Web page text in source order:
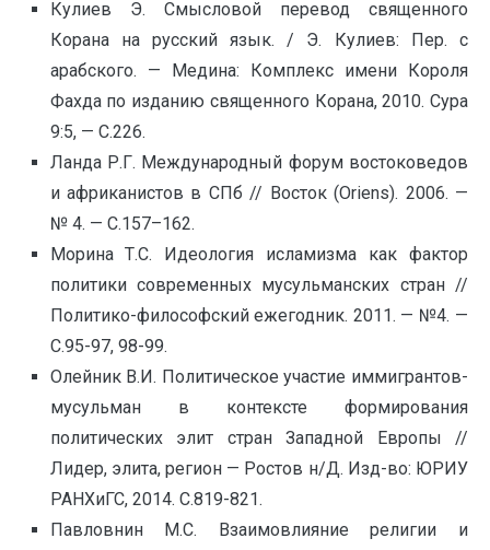
Кулиев Э. Смысловой перевод священного
Корана на русский язык. / Э. Кулиев: Пер. с
арабского. — Медина: Комплекс имени Короля
Фахда по изданию священного Корана, 2010. Сура
9:5, — С.226.
Ланда Р.Г. Международный форум востоковедов
и африканистов в СПб // Восток (Oriens). 2006. —
№ 4. — С.157–162.
Морина Т.С. Идеология исламизма как фактор
политики современных мусульманских стран //
Политико-философский ежегодник. 2011. — №4. —
С.95-97, 98-99.
Олейник В.И. Политическое участие иммигрантов-
мусульман в контексте формирования
политических элит стран Западной Европы //
Лидер, элита, регион — Ростов н/Д. Изд-во: ЮРИУ
РАНХиГС, 2014. С.819-821.
Павловнин М.С. Взаимовлияние религии и